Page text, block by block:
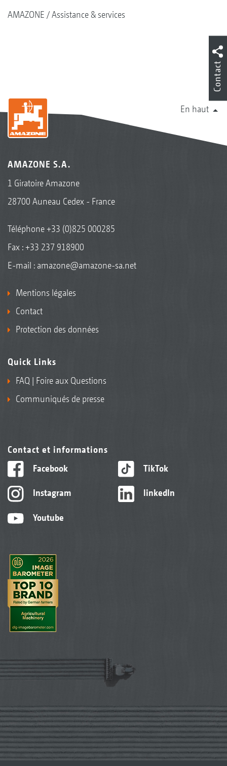
AMAZONE Assistance & services
En haut
AMAZONE S.A.
1 Giratoire Amazone
28700 Auneau Cedex - France
Téléphone+33 (0)825 000285
Fax : +33 237 918900
E-mail : amazone@amazone-sa.net
Mentions légales
Contact
Protection des données
Quick Links
FAQ | Foire aux Questions
Communiqués de presse
Contact et informations
Facebook
Instagram
Youtube
TikTok
linkedIn
Contact